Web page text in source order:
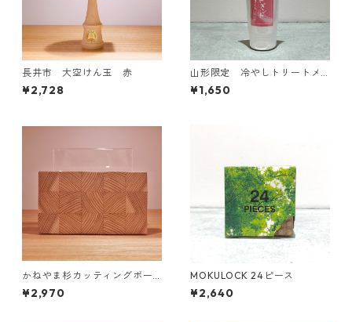
長井市 大空けん玉 赤
¥2,728
山形限定 冷やしトリートメ
ント はじめました
¥1,650
かねやま杉カッティングボー
ド S
¥2,970
MOKULOCK 24ピース
¥2,640